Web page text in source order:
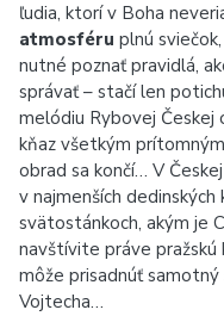
ľudia, ktorí v Boha
atmosféru plnú
nutné poznať pravidlá,
správať – stačí len
melódiu Rybovej Českej
kňaz všetkým
obrad sa končí… V
v najmenších
svätostánkoch, akým je
navštívite práve
môže prisadnúť
Vojtecha…